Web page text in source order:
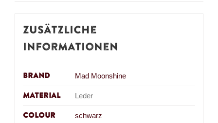
Zusätzliche
Informationen
Brand Mad Moonshine
Material Leder
Colour schwarz